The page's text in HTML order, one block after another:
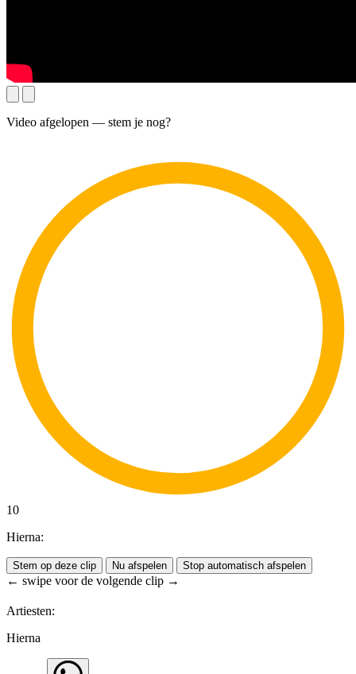
Video afgelopen — stem je nog?
10
Hierna:
Stem op deze clip Nu afspelen Stop automatisch afspelen
← swipe voor de volgende clip →
Artiesten:
Hierna